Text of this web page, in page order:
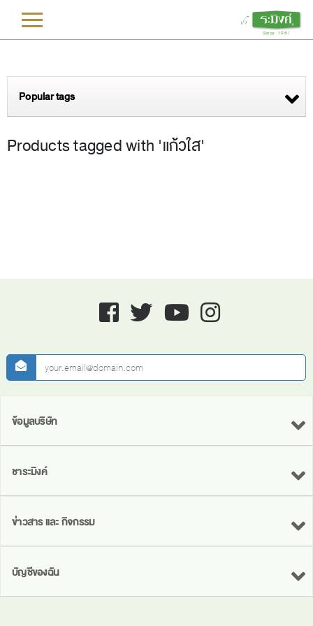
Popular tags
Products tagged with 'แก้วใส'
Facebook twitter youtube instagram
newsletter
ข้อมูลบริษัท
ชาระมิงค์
ข่าวสาร และ กิจกรรม
บัญชีของฉัน